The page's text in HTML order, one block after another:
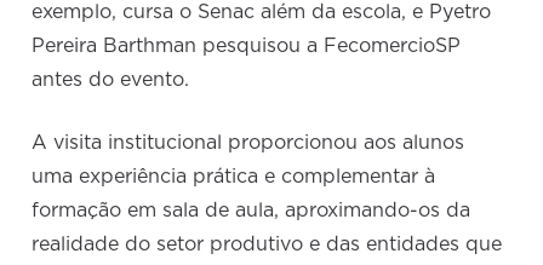
exemplo, cursa o Senac além da escola, e Pyetro
Pereira Barthman pesquisou a FecomercioSP
antes do evento.
A visita institucional proporcionou aos alunos
uma experiência prática e complementar à
formação em sala de aula, aproximando-os da
realidade do setor produtivo e das entidades que